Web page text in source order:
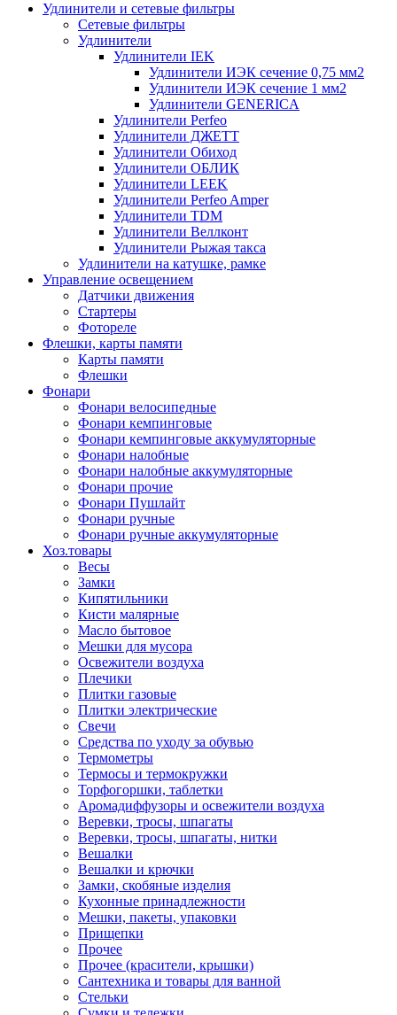
Удлинители и сетевые фильтры
Сетевые фильтры
Удлинители
Удлинители IEK
Удлинители ИЭК сечение 0,75 мм2
Удлинители ИЭК сечение 1 мм2
Удлинители GENERICA
Удлинители Perfeo
Удлинители ДЖЕТТ
Удлинители Обиход
Удлинители ОБЛИК
Удлинители LEEK
Удлинители Perfeo Amper
Удлинители TDM
Удлинители Веллконт
Удлинители Рыжая такса
Удлинители на катушке, рамке
Управление освещением
Датчики движения
Стартеры
Фотореле
Флешки, карты памяти
Карты памяти
Флешки
Фонари
Фонари велосипедные
Фонари кемпинговые
Фонари кемпинговые аккумуляторные
Фонари налобные
Фонари налобные аккумуляторные
Фонари прочие
Фонари Пушлайт
Фонари ручные
Фонари ручные аккумуляторные
Хоз.товары
Весы
Замки
Кипятильники
Кисти малярные
Масло бытовое
Мешки для мусора
Освежители воздуха
Плечики
Плитки газовые
Плитки электрические
Свечи
Средства по уходу за обувью
Термометры
Термосы и термокружки
Торфогоршки, таблетки
Аромадиффузоры и освежители воздуха
Веревки, тросы, шпагаты
Веревки, тросы, шпагаты, нитки
Вешалки
Вешалки и крючки
Замки, скобяные изделия
Кухонные принадлежности
Мешки, пакеты, упаковки
Прищепки
Прочее
Прочее (красители, крышки)
Сантехника и товары для ванной
Стельки